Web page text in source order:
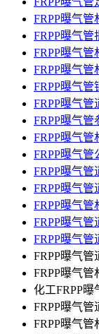
FRPP曝气管
FRPP曝气管
FRPP曝气管
FRPP曝气管
FRPP曝气管
FRPP曝气管
FRPP曝气管
FRPP曝气管
FRPP曝气管
FRPP曝气管
FRPP曝气管
FRPP曝气管
FRPP曝气管
FRPP曝气管
FRPP曝气管
FRPP曝气管
化工FRPP曝
FRPP曝气管
FRPP曝气管